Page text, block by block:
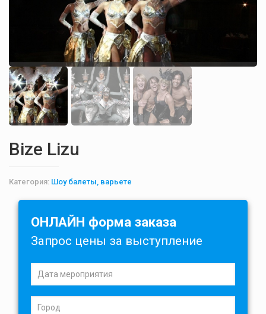
Bize Lizu
Категория: Шоу балеты, варьете
ОНЛАЙН форма заказа
Запрос цены за выступление